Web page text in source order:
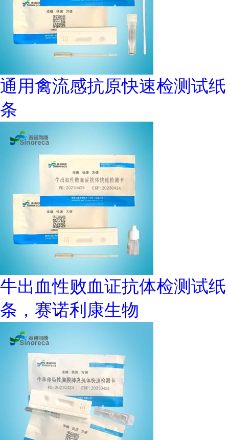
通用禽流感抗原快速检测试纸
条
牛出血性败血证抗体检测试纸
条，赛诺利康生物